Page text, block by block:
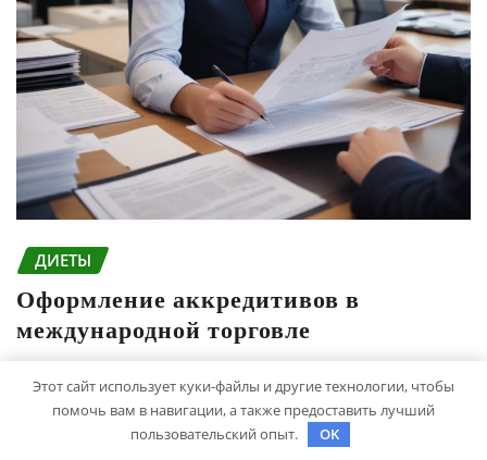
ДИЕТЫ
Оформление аккредитивов в
международной торговле
Этот сайт использует куки-файлы и другие технологии, чтобы
помочь вам в навигации, а также предоставить лучший
пользовательский опыт.
OK